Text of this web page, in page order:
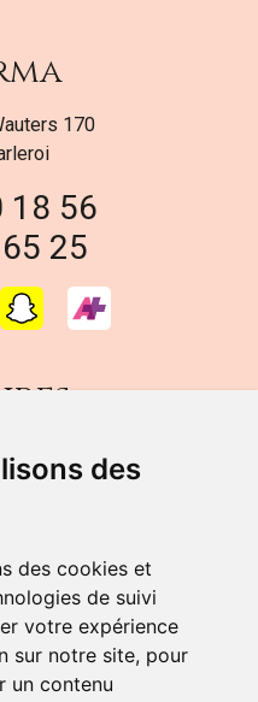
des
des cookies et
de suivi
votre expérience
sur notre site, pour
un contenu
170
18 56
25
de 14h à 18h